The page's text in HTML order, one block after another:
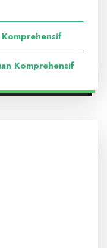
Komprehensif